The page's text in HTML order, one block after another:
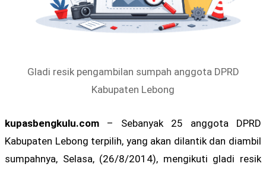
Gladi resik pengambilan sumpah anggota DPRD
Kabupaten Lebong
kupasbengkulu.com – Sebanyak 25 anggota DPRD
Kabupaten Lebong terpilih, yang akan dilantik dan diambil
sumpahnya, Selasa, (26/8/2014), mengikuti gladi resik